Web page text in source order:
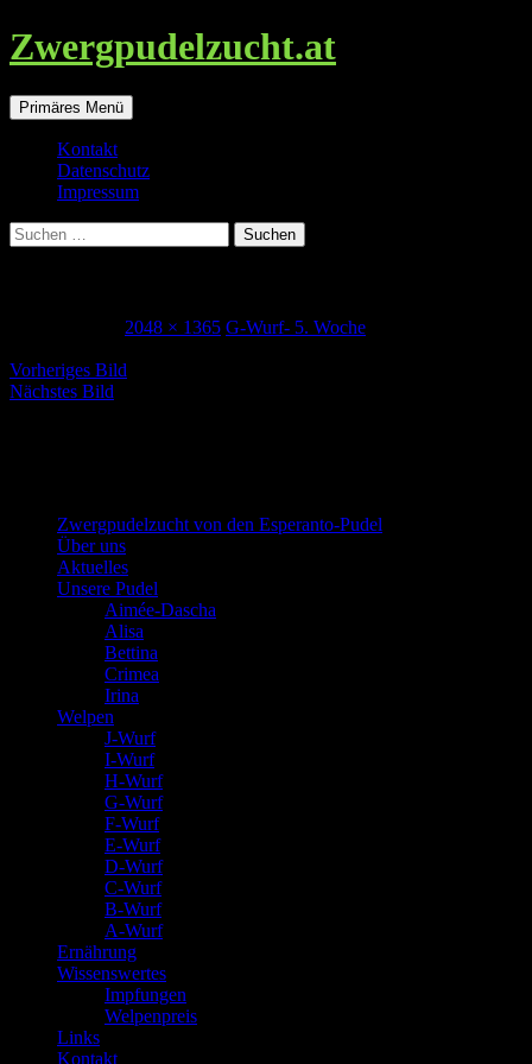
Zwergpudelzucht.at
Suchen
Primäres Menü Zum
Inhalt
Kontakt
Datenschutz
Impressum
Suchen
nach:
2048 × 1365 G-Wurf- 5. Woche
Vorheriges Bild
Nächstes Bild
Zwergpudelzucht von den Esperanto-Pudel
Über uns
Aktuelles
Unsere Pudel
Aimée-Dascha
Alisa
Bettina
Crimea
Irina
Welpen
J-Wurf
I-Wurf
H-Wurf
G-Wurf
F-Wurf
E-Wurf
D-Wurf
C-Wurf
B-Wurf
A-Wurf
Ernährung
Wissenswertes
Impfungen
Welpenpreis
Links
Kontakt